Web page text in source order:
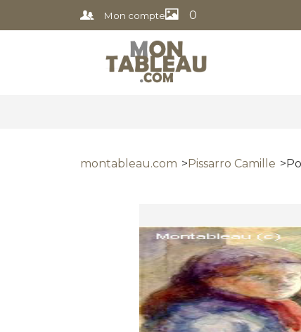
Mon compte 0
montableau.com Pissarro Camille